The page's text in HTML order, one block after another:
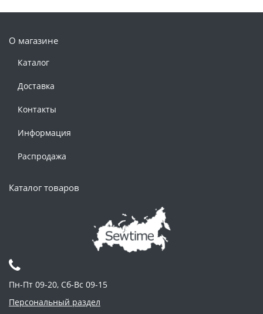
О магазине
Каталог
Доставка
Контакты
Информация
Распродажа
Каталог товаров
Пн-Пт 09-20, Сб-Вс 09-15
Персональный раздел